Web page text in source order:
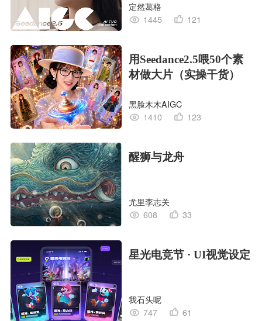
定然葛格
1445
121
用Seedance2.5喂50个素
材做大片（实操干货）
黑脸木木AIGC
1410
123
醒狮与龙舟
尤里李志关
608
33
星光电竞节 · UI视觉设定
我石头呢
747
61